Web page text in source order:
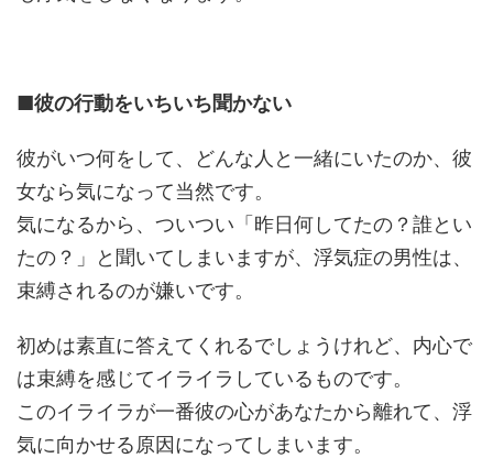
■彼の行動をいちいち聞かない
彼がいつ何をして、どんな人と一緒にいたのか、彼
女なら気になって当然です。
気になるから、ついつい「昨日何してたの？誰とい
たの？」と聞いてしまいますが、浮気症の男性は、
束縛されるのが嫌いです。
初めは素直に答えてくれるでしょうけれど、内心で
は束縛を感じてイライラしているものです。
このイライラが一番彼の心があなたから離れて、浮
気に向かせる原因になってしまいます。